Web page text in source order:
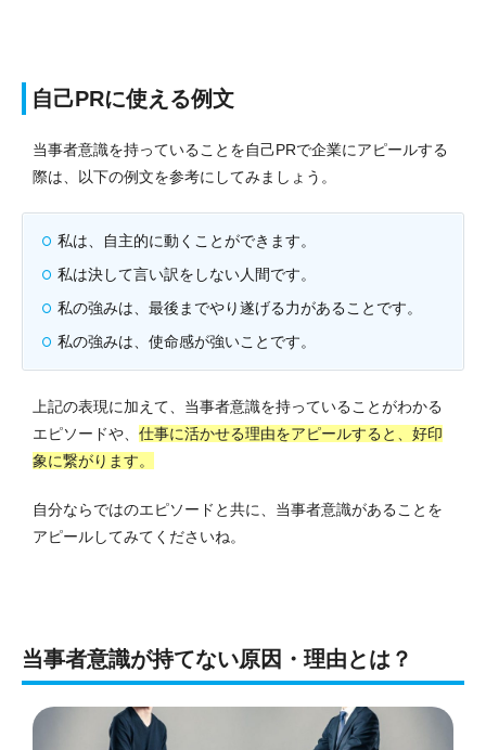
自己PRに使える例文
当事者意識を持っていることを自己PRで企業にアピールする
際は、以下の例文を参考にしてみましょう。
私は、自主的に動くことができます。
私は決して言い訳をしない人間です。
私の強みは、最後までやり遂げる力があることです。
私の強みは、使命感が強いことです。
上記の表現に加えて、当事者意識を持っていることがわかる
エピソードや、 仕事に活かせる理由をアピールすると、好印
象に繋がります。
自分ならではのエピソードと共に、当事者意識があることを
アピールしてみてくださいね。
当事者意識が持てない原因・理由とは？